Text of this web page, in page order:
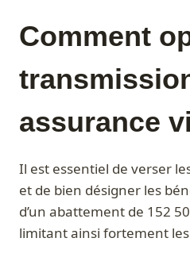
Comment
assurance
Il est essentiel de verser
et de bien désigner les
d’un abattement de 152
limitant ainsi fortement